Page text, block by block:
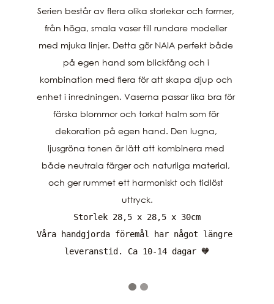
Serien består av flera olika storlekar och former,
från höga, smala vaser till rundare modeller
med mjuka linjer. Detta gör NAIA perfekt både
på egen hand som blickfång och i
kombination med flera för att skapa djup och
enhet i inredningen. Vaserna passar lika bra för
färska blommor och torkat halm som för
dekoration på egen hand. Den lugna,
ljusgröna tonen är lätt att kombinera med
både neutrala färger och naturliga material,
och ger rummet ett harmoniskt och tidlöst
Storlek 28,5 x 28,5 x 30cm
Våra handgjorda föremål har något längre
leveranstid. Ca 10-14 dagar 🧡